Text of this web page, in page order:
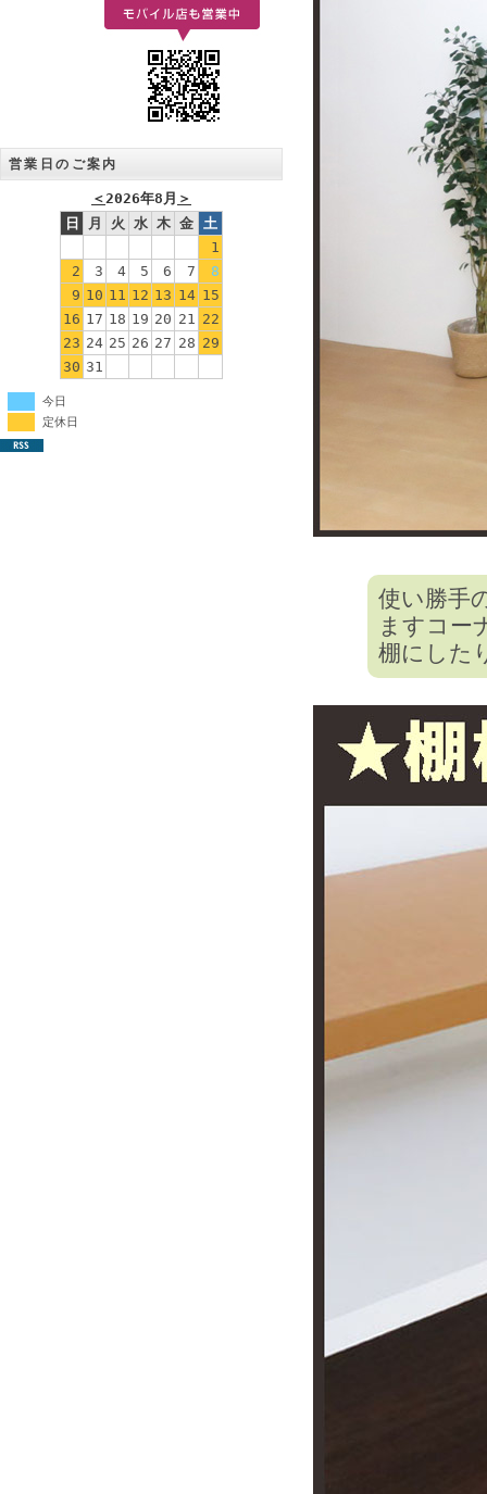
営業日のご案内
＜2026年8月 ＞
日
月 火 水 木 金 土
1
2
3 4 5 6 7
8
9 10 11 12 13 14 15
16 17 18 19 20 21 22
23 24 25 26 27 28 29
30 31
今日
定休日
使い勝手
ますコー
棚にした